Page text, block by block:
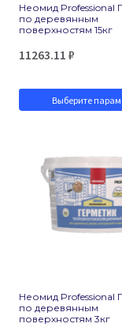
Неомид Professional
по деревянным
поверхностям 15кг
11263.11 ₽
Выберите
имеет
несколько
вариаций.
выбрать
на
Неомид Professional
по деревянным
поверхностям 3кг